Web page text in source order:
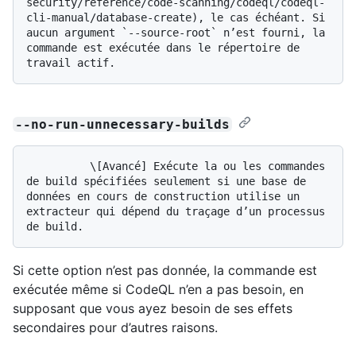
cli-manual/database-create), le cas échéant. Si
aucun argument `--source-root` n’est fourni, la
commande est exécutée dans le répertoire de
--no-run-unnecessary-builds
de build spécifiées seulement si une base de
données en cours de construction utilise un
extracteur qui dépend du traçage d’un processus
Si cette option n’est pas donnée, la commande est
exécutée même si CodeQL n’en a pas besoin, en
supposant que vous ayez besoin de ses effets
secondaires pour d’autres raisons.